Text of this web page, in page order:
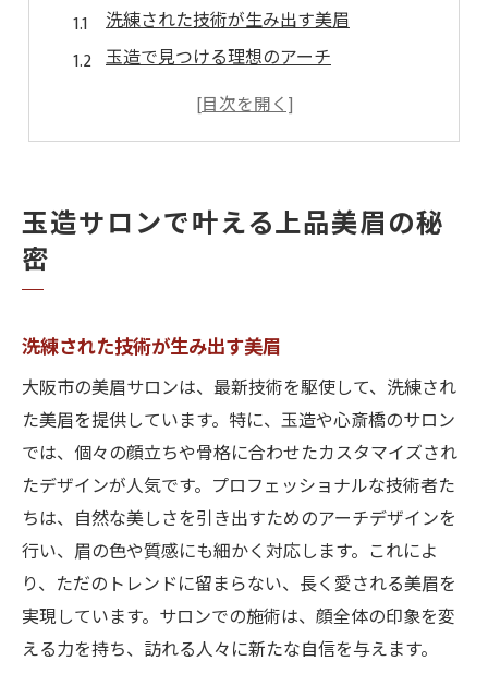
洗練された技術が生み出す美眉
玉造で見つける理想のアーチ
上品さを引き立てる美眉デザイン
玉造で体験するリラックス空間
心斎橋で体験する美眉デザインの魅力
新しい自分に出会えるサロン体験
プロの手による美眉の秘密
顔全体のバランスを考えたデザイン
心斎橋で人気の美眉スタイルとは
大阪市で見つけるトレンド美眉スタイル
最新の美眉トレンドを取り入れる
大阪市で注目の美眉サロン
個性を引き立てるトレンドデザイン
美眉が変える印象と自信
玉造サロンで叶える上品美眉の秘
密
洗練された技術が生み出す美眉
大阪市の美眉サロンは、最新技術を駆使して、洗練され
た美眉を提供しています。特に、玉造や心斎橋のサロン
では、個々の顔立ちや骨格に合わせたカスタマイズされ
たデザインが人気です。プロフェッショナルな技術者た
ちは、自然な美しさを引き出すためのアーチデザインを
行い、眉の色や質感にも細かく対応します。これによ
り、ただのトレンドに留まらない、長く愛される美眉を
実現しています。サロンでの施術は、顔全体の印象を変
える力を持ち、訪れる人々に新たな自信を与えます。